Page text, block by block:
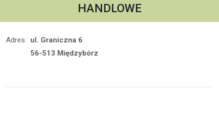
HANDLOWE
Adres: ul. Graniczna 6
56-513 Międzybórz